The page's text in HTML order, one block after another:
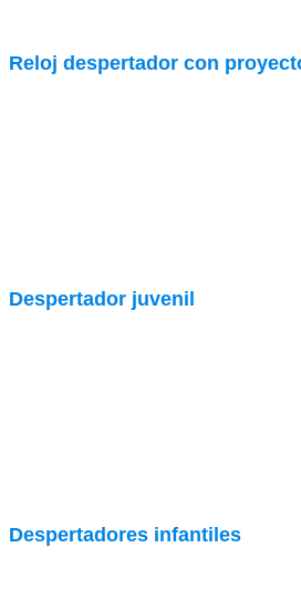
Reloj despertador con
Despertador juvenil
Despertadores infantiles